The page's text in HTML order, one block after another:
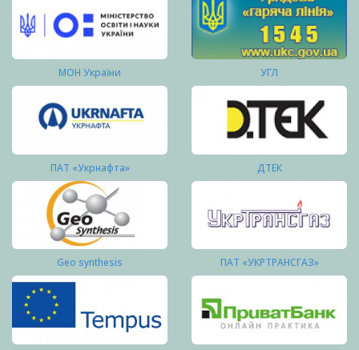
МОН України УГЛ
ПАТ «Укрнафта» ДТЕК
Geo synthesis ПАТ «УКРТРАНСГАЗ»